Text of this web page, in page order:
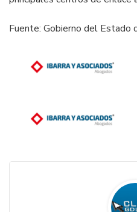
Fuente: Gobierno del Estado